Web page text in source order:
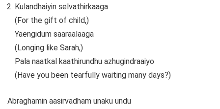
Kulandhaiyin selvathirkaaga
(For the gift of child,)
Yaengidum saaraalaaga
(Longing like Sarah,)
Pala naatkal kaathirundhu azhugindraaiyo
(Have you been tearfully waiting many days?)
Abraghamin aasirvadham unaku undu